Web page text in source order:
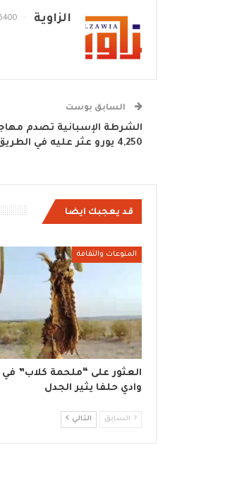
الزاوية 16400
السابق بوست
الشرطة الإسبانية تصدم
4,250 يورو عثر عليه في الطريق
قد يعجبك ايضا
المنوعات والثقافة
العثور على “ملحمة كلاب” في
وادي حلفا يثير الجدل
السابق التالي